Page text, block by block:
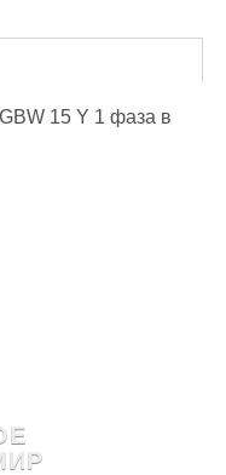
15 Y 1 фаза в